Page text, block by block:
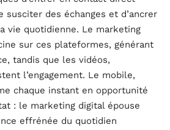
susciter des échanges et d’ancrer
vie quotidienne. Le marketing
sur ces plateformes, générant
tandis que les vidéos,
l’engagement. Le mobile,
chaque instant en opportunité
: le marketing digital épouse
effrénée du quotidien